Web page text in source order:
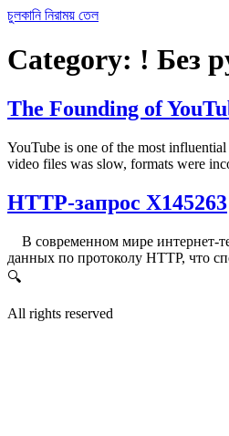
Skip
content
চুলকানি নিরাময় তেল
Category: ! Без
The Founding of
YouTube is one of the most
video files was slow, formats were
HTTP-запрос X145263
В современном мире интернет-
данных по протоколу HTTP, что
🔍
All rights reserved